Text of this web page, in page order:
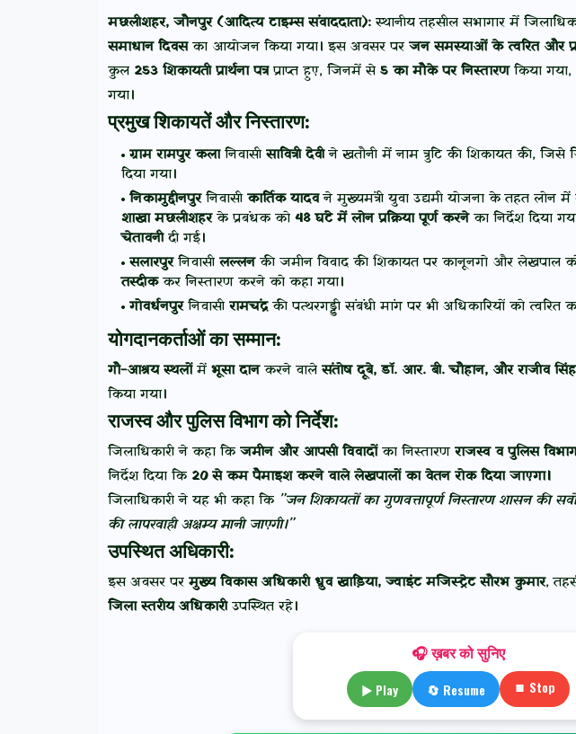
मछलीशहर, जौनपुर (आदित्य टाइम्स संवाददाता):स्थानीय तहसील सभागार में
समाधान दिवसका आयोजन किया गया। इस अवसर पर जन समस्याओं के त्वरित और
कुल 253 शिकायती प्रार्थना पत्रप्राप्त हुए, जिनमें से 5 का मौके पर निस्तारणकिया गया,
गया।
प्रमुख शिकायतें और निस्तारण:
ग्राम रामपुर कलानिवासी सावित्री देवीने खतौनी में नाम त्रुटि की शिकायत की, जिसे
दिया गया।
निकामुद्दीनपुरनिवासी कार्तिक यादवने मुख्यमंत्री युवा उद्यमी योजना के तहत लोन
शाखा मछलीशहरके प्रबंधक को 48 घंटे में लोन प्रक्रिया पूर्ण करनेका निर्देश दिया
चेतावनीदी गई।
सलारपुरनिवासी लल्लनकी जमीन विवाद की शिकायत पर कानूनगो और लेखपाल
तस्दीककर निस्तारण करने को कहा गया।
गोवर्धनपुरनिवासी रामचंद्रकी पत्थरगड्डी संबंधी मांग पर भी अधिकारियों को त्वरित
योगदानकर्ताओं का सम्मान:
गौ-आश्रय स्थलोंमें भूसा दानकरने वाले संतोष दूबे, डॉ. आर. बी. चौहान, और राजीव सिंह
किया गया।
राजस्व और पुलिस विभाग को निर्देश:
जिलाधिकारी ने कहा कि जमीन और आपसी विवादोंका निस्तारण राजस्व व पुलिस
निर्देश दिया कि 20 से कम पैमाइश करने वाले लेखपालों का वेतन रोक दिया जाएगा।
जिलाधिकारी ने यह भी कहा कि "जन शिकायतों का गुणवत्तापूर्ण निस्तारण शासन की
की लापरवाही अक्षम्य मानी जाएगी।"
उपस्थित अधिकारी:
इस अवसर पर मुख्य विकास अधिकारी ध्रुव खाड़िया, ज्वाइंट मजिस्ट्रेट सौरभ कुमार,
जिला स्तरीय अधिकारीउपस्थित रहे।
🎧 ख़बर को सुनिए
▶ Play 🔄 Resume ⏹ Stop